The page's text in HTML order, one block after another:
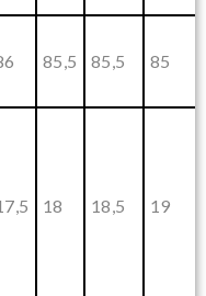
85,5 85,5 85
18 18,5 19